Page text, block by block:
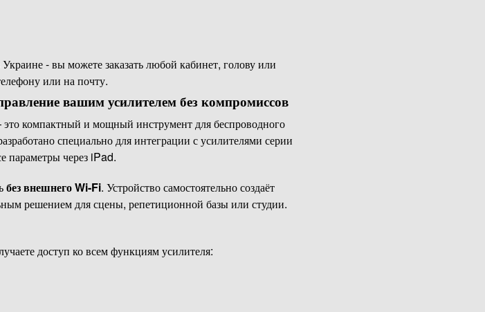
Украине - вы можете заказать любой кабинет, голову или
или на почту.
вашим усилителем без компромиссов
компактный и мощный инструмент для беспроводного
специально для интеграции с усилителями серии
параметры через iPad.
без внешнего Wi-Fi. Устройство самостоятельно создаёт
решением для сцены, репетиционной базы или студии.
доступ ко всем функциям усилителя: